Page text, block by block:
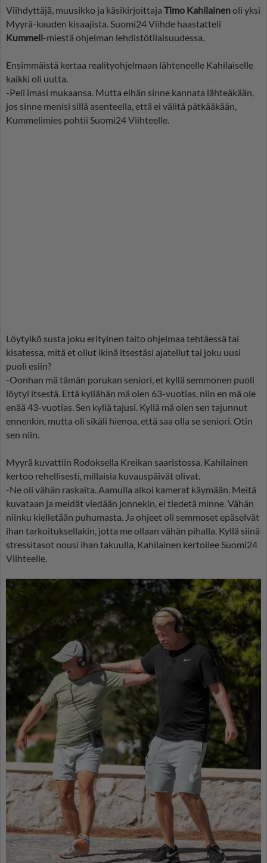
Viihdyttäjä, muusikko ja käsikirjoittaja Timo Kahilainenoli yksi
Myyrä-kauden kisaajista. Suomi24 Viihde haastatteli
Kummeli-miestä ohjelman lehdistötilaisuudessa.
Ensimmäistä kertaa realityohjelmaan lähteneelle Kahilaiselle
kaikki oli uutta.
-Peli imasi mukaansa. Mutta eihän sinne kannata lähteäkään,
jos sinne menisi sillä asenteella, että ei välitä pätkääkään,
Kummelimies pohtii Suomi24 Viihteelle.
Löytyikö susta joku erityinen taito ohjelmaa tehtäessä tai
kisatessa, mitä et ollut ikinä itsestäsi ajatellut tai joku uusi
puoli esiin?
-Oonhan mä tämän porukan seniori, et kyllä semmonen puoli
löytyi itsestä. Että kyllähän mä olen 63-vuotias, niin en mä ole
enää 43-vuotias. Sen kyllä tajusi. Kyllä mä olen sen tajunnut
ennenkin, mutta oli sikäli hienoa, että saa olla se seniori. Otin
sen niin.
Myyrä kuvattiin Rodoksella Kreikan saaristossa. Kahilainen
kertoo rehellisesti, millaisia kuvauspäivät olivat.
-Ne oli vähän raskaita. Aamulla alkoi kamerat käymään. Meitä
kuvataan ja meidät viedään jonnekin, ei tiedetä minne. Vähän
niinku kielletään puhumasta. Ja ohjeet oli semmoset epäselvät
ihan tarkoituksellakin, jotta me ollaan vähän pihalla. Kyllä siinä
stressitasot nousi ihan takuulla, Kahilainen kertoilee Suomi24
Viihteelle.